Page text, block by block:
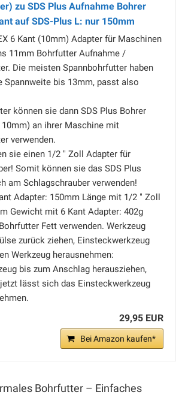
zu SDS Plus Aufnahme Bohrer
auf SDS-Plus L: nur 150mm
6 Kant (10mm) Adapter für Maschinen
11mm Bohrfutter Aufnahme /
Die meisten Spannbohrfutter haben
Spannweite bis 13mm, passt also
können sie dann SDS Plus Bohrer
10mm) an ihrer Maschine mit
verwenden.
sie einen 1/2 " Zoll Adapter für
Somit können sie das SDS Plus
am Schlagschrauber verwenden!
Adapter: 150mm Länge mit 1/2 " Zoll
Gewicht mit 6 Kant Adapter: 402g
Fett verwenden. Werkzeug
zurück ziehen, Einsteckwerkzeug
Werkzeug herausnehmen:
bis zum Anschlag herausziehen,
lässt sich das Einsteckwerkzeug
29,95 EUR
Bei Amazon kaufen*
Bohrfutter – Einfaches